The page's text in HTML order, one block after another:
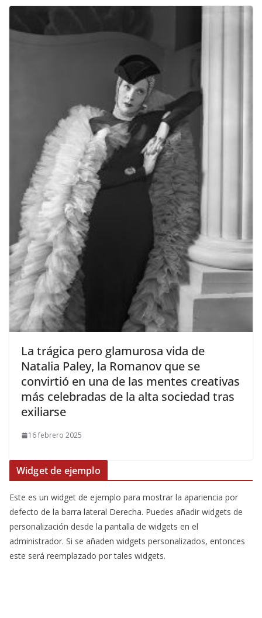
​La trágica pero glamurosa vida de
Natalia Paley, la Romanov que se
convirtió en una de las mentes creativas
más celebradas de la alta sociedad tras
exiliarse
16 febrero 2025
Widget de ejemplo
Este es un widget de ejemplo para mostrar la apariencia por
defecto de la barra lateral Derecha. Puedes añadir widgets de
personalización desde la pantalla de widgets en el
administrador. Si se añaden widgets personalizados, entonces
este será reemplazado por tales widgets.